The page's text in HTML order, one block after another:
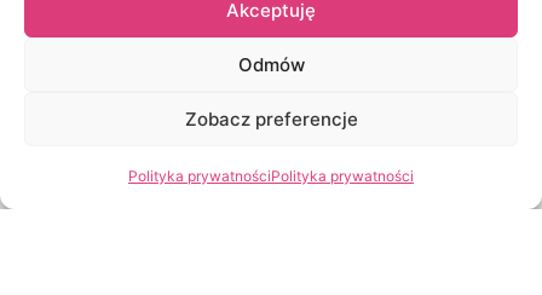
Akceptuję
Odmów
Zobacz preferencje
Polityka prywatnościPolityka prywatności
2024 © Kwiaciarnia Bukietowa - Ty zamawiasz My dostarczamy.